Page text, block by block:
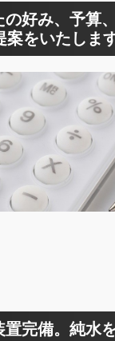
の好み、予算
案をいたしま
置完備。純水